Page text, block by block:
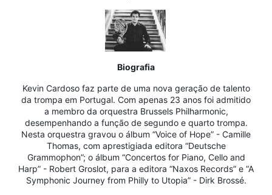
Biografia
Kevin Cardoso faz parte de uma nova geração de talento
da trompa em Portugal. Com apenas 23 anos foi admitido
a membro da orquestra Brussels Philharmonic,
desempenhando a função de segundo e quarto trompa.
Nesta orquestra gravou o álbum “Voice of Hope” - Camille
Thomas, com aprestigiada editora “Deutsche
Grammophon”; o álbum “Concertos for Piano, Cello and
Harp” - Robert Groslot, para a editora “Naxos Records” e “A
Symphonic Journey from Philly to Utopia” - Dirk Brossé.